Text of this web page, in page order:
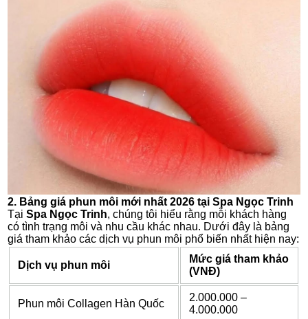
2. Bảng giá phun môi mới nhất 2026 tại Spa Ngọc Trinh
TạiSpa Ngọc Trinh, chúng tôi hiểu rằng mỗi khách hàng
có tình trạng môi và nhu cầu khác nhau. Dưới đây là bảng
giá tham khảo các dịch vụ phun môi phổ biến nhất hiện nay:
Dịch vụ phun môi
Mức giá tham khảo
(VNĐ)
Phun môi Collagen Hàn Quốc
2.000.000 –
4.000.000